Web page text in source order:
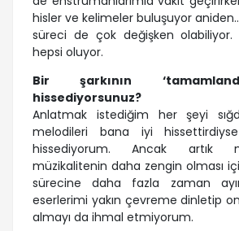
hisler ve kelimeler buluşuyor
süreci de çok değişken olabiliyor.
hepsi oluyor.
Bir şarkının
hissediyorsunuz?
Anlatmak istediğim her şeyi
melodileri bana iyi
hissediyorum. Ancak artık
müzikalitenin daha zengin olması
sürecine daha fazla zaman
eserlerimi yakın çevreme dinletip
almayı da ihmal etmiyorum.